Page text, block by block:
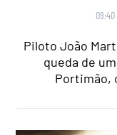
09:40
Piloto João
queda de
Portimão,